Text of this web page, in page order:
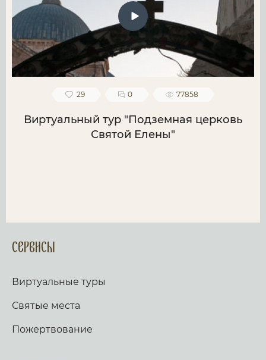
29 0 77858
Виртуальный тур "Подземная церковь
Святой Елены"
Сервисы
Виртуальные туры
Святые места
Пожертвование